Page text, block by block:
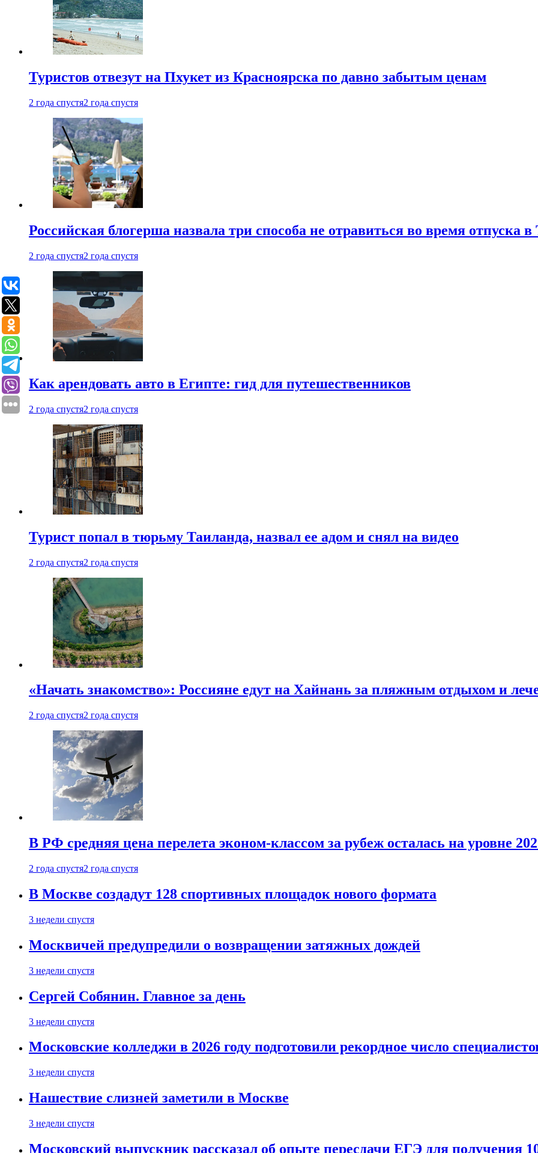
Туристов отвезут на Пхукет из Красноярска по давно забытым ценам
2 года спустя2 года спустя
Российская блогерша назвала три способа не отравиться во время отпуска в
2 года спустя2 года спустя
Как арендовать авто в Египте: гид для путешественников
2 года спустя2 года спустя
Турист попал в тюрьму Таиланда, назвал ее адом и снял на видео
2 года спустя2 года спустя
«Начать знакомство»: Россияне едут на Хайнань за пляжным отдыхом и
2 года спустя2 года спустя
В РФ средняя цена перелета эконом-классом за рубеж осталась на уровне
2 года спустя2 года спустя
В Москве создадут 128 спортивных площадок нового формата
3 недели спустя
Москвичей предупредили о возвращении затяжных дождей
3 недели спустя
Сергей Собянин. Главное за день
3 недели спустя
Московские колледжи в 2026 году подготовили рекордное число
3 недели спустя
Нашествие слизней заметили в Москве
3 недели спустя
Московский выпускник рассказал об опыте пересдачи ЕГЭ для получения